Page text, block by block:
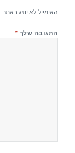
האימייל לא יוצג באתר.
התגובה שלך *